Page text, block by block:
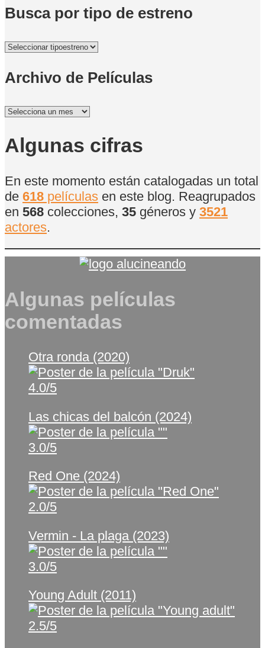
Busca por tipo de estreno
Archivo de Películas
Archivo
Películas
Algunas cifras
En este momento están catalogadas un total
de 618 películas en este blog. Reagrupados
en 568 colecciones, 35 géneros y 3521
actores.
Algunas películas
comentadas
Otra ronda (2020)
4.0/5
Las chicas del balcón (2024)
3.0/5
Red One (2024)
2.0/5
Vermin - La plaga (2023)
3.0/5
Young Adult (2011)
2.5/5